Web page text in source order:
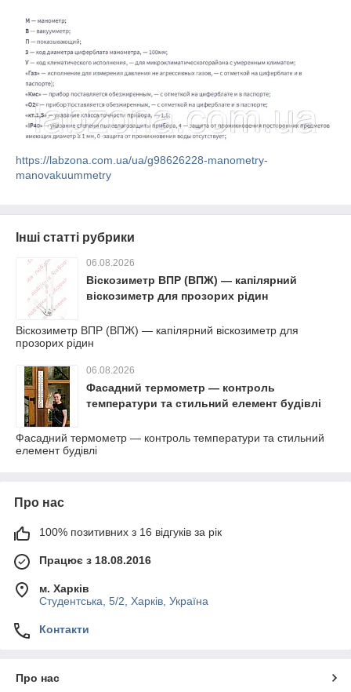
https://labzona.com.ua/ua/g98626228-manometry-
manovakuummetry
Інші статті рубрики
06.08.2026
Віскозиметр ВПР (ВПЖ) — капілярний
віскозиметр для прозорих рідин
Віскозиметр ВПР (ВПЖ) — капілярний віскозиметр для
прозорих рідин
06.08.2026
Фасадний термометр — контроль
температури та стильний елемент будівлі
Фасадний термометр — контроль температури та стильний
елемент будівлі
Про нас
100% позитивних з 16 відгуків за рік
Працює з 18.08.2016
м. Харків
Студентська, 5/2, Харків, Україна
Контакти
Про нас